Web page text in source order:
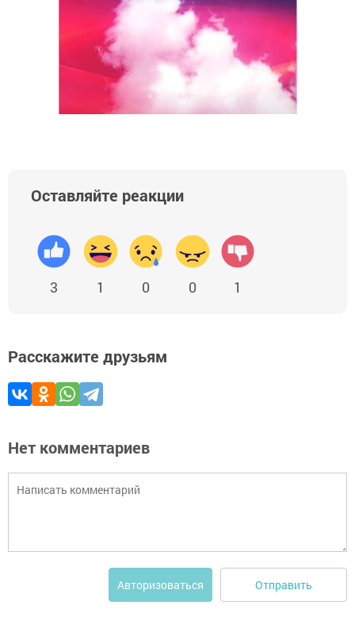
Оставляйте реакции
3 1 0 0 1
Расскажите друзьям
Нет комментариев
Авторизоваться Отправить